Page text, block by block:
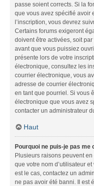
passe soient corrects. Si la
que vous avez spécifié avoir
l’inscription, vous devrez
Certains forums exigeront
doivent être activées, soit
avant que vous puissiez
présente lors de votre
électronique, consultez les
courrier électronique, vous
adresse de courrier
en tant que pourriel. Si vous
électronique que vous avez
contacter un administrateur
Haut
Pourquoi ne puis-je pas me
Plusieurs raisons peuvent
que votre nom d’utilisateur
est le cas, contactez un
ne pas avoir été banni. Il est